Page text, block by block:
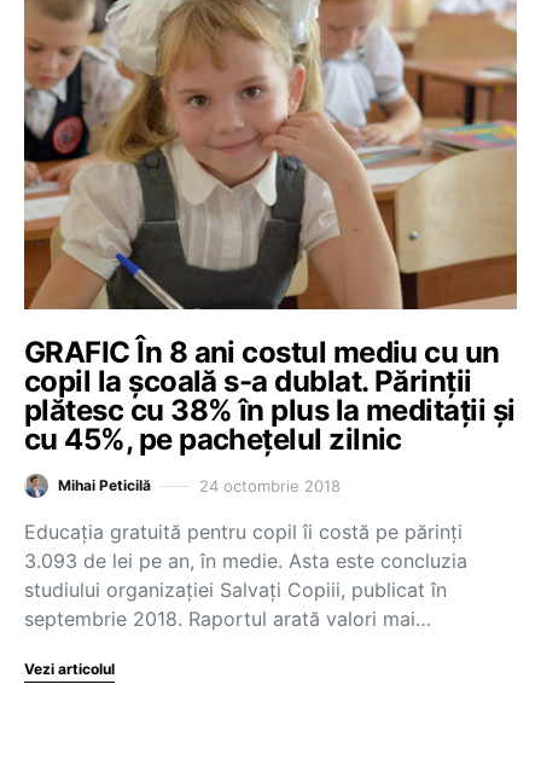
GRAFIC În 8 ani costul mediu cu un
copil la școală s-a dublat. Părinții
plătesc cu 38% în plus la meditații și
cu 45%, pe pachețelul zilnic
Mihai Peticilă 24 octombrie 2018
Educația gratuită pentru copil îi costă pe părinți
3.093 de lei pe an, în medie. Asta este concluzia
studiului organizației Salvați Copiii, publicat în
septembrie 2018. Raportul arată valori mai…
Vezi articolul